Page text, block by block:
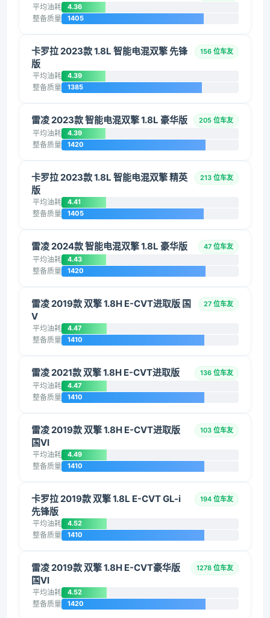
平均油耗 4.36
整备质量 1405
卡罗拉 2023款 1.8L 智能电混双擎 先锋
版
156 位车友
平均油耗 4.39
整备质量 1385
雷凌 2023款 智能电混双擎 1.8L 豪华版 205 位车友
平均油耗 4.39
整备质量 1420
卡罗拉 2023款 1.8L 智能电混双擎 精英
版
213 位车友
平均油耗 4.41
整备质量 1405
雷凌 2024款 智能电混双擎 1.8L 豪华版 47 位车友
平均油耗 4.43
整备质量 1420
雷凌 2019款 双擎 1.8H E-CVT进取版 国
V
27 位车友
平均油耗 4.47
整备质量 1410
雷凌 2021款 双擎 1.8H E-CVT进取版 136 位车友
平均油耗 4.47
整备质量 1410
雷凌 2019款 双擎 1.8H E-CVT进取版
国VI
103 位车友
平均油耗 4.49
整备质量 1410
卡罗拉 2019款 双擎 1.8L E-CVT GL-i
先锋版
194 位车友
平均油耗 4.52
整备质量 1410
雷凌 2019款 双擎 1.8H E-CVT豪华版
国VI
1278 位车友
平均油耗 4.52
整备质量 1420